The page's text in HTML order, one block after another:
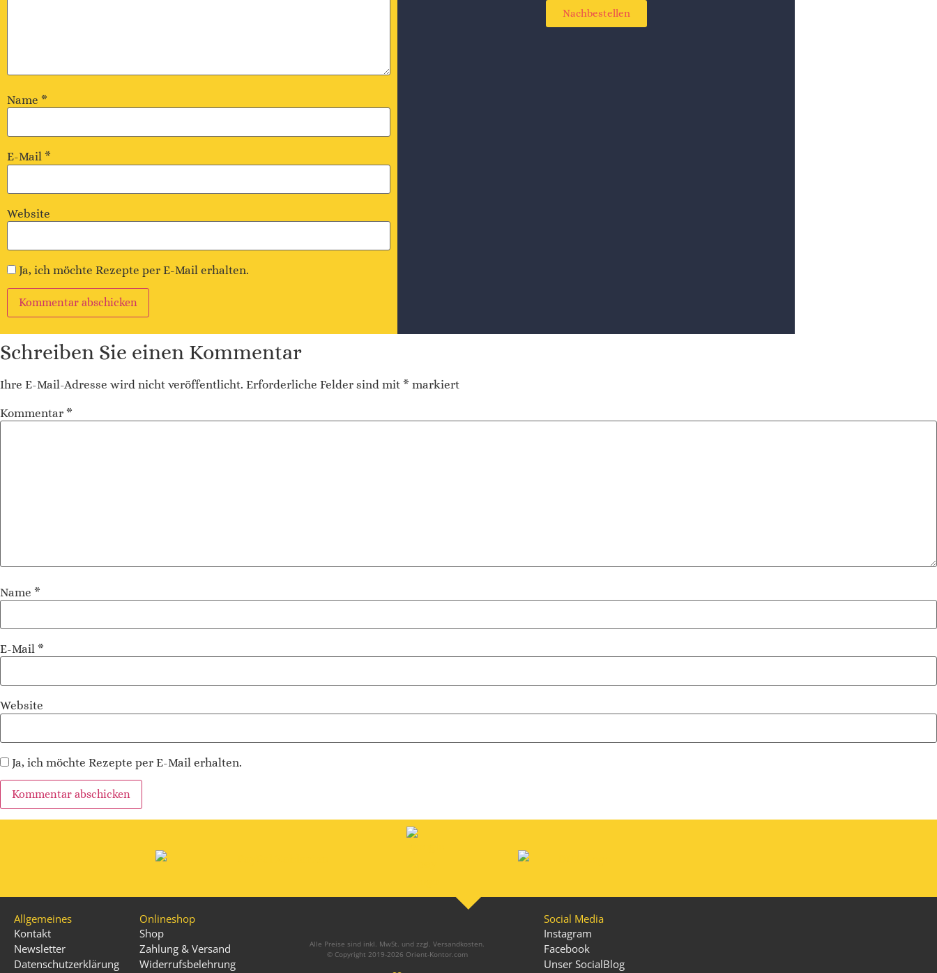
Name *
E-Mail *
Website
Ja, ich möchte Rezepte per E-Mail erhalten.
Alternative:
Nachbestellen
Schreiben Sie einen Kommentar
Ihre E-Mail-Adresse wird nicht veröffentlicht. Erforderliche Felder sind mit * markiert
Kommentar *
Name *
E-Mail *
Website
Ja, ich möchte Rezepte per E-Mail erhalten.
Allgemeines
Kontakt
Newsletter
Datenschutzerklärung
Onlineshop
Shop
Zahlung & Versand
Widerrufsbelehrung
Alle Preise sind inkl. MwSt. und zzgl. Versandkosten.
© Copyright 2019-2026 Orient-Kontor.com
Social Media
Instagram
Facebook
Unser SocialBlog